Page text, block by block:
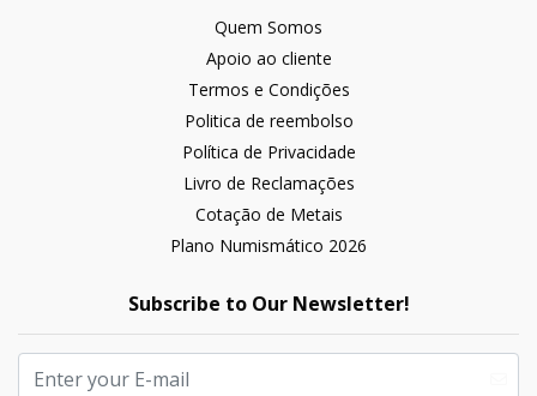
Quem Somos
Apoio ao cliente
Termos e Condições
Politica de reembolso
Política de Privacidade
Livro de Reclamações
Cotação de Metais
Plano Numismático 2026
Subscribe to Our Newsletter!